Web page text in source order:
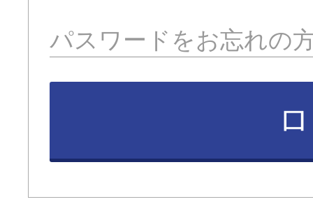
パスワードをお忘れの